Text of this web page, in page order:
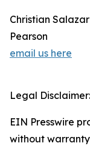
Christian Salazar
Pearson
email us here
Legal Disclaimer:
EIN Presswire
without